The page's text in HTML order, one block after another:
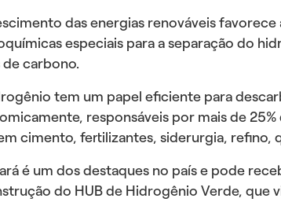
das energias renováveis
especiais para a separação do
de carbono.
tem um papel eficiente para
responsáveis ​​por mais de
cimento, fertilizantes, siderurgia, refino,
é um dos destaques no país e pode
do HUB de Hidrogênio Verde, que